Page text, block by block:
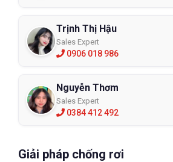
Trịnh Thị Hậu
Sales Expert
0906 018 986
Nguyễn Thơm
Sales Expert
0384 412 492
Giải pháp chống rơi